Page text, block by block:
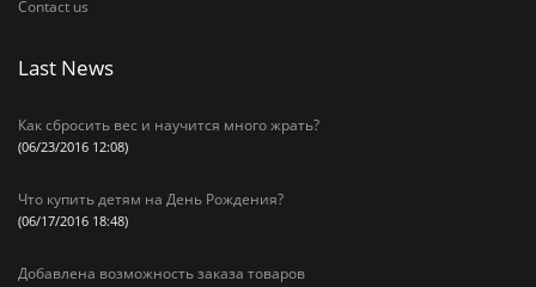
Contact us
Last News
Как сбросить вес и научится много жрать?
(06/23/2016 12:08)
Что купить детям на День Рождения?
(06/17/2016 18:48)
Добавлена возможность заказа товаров